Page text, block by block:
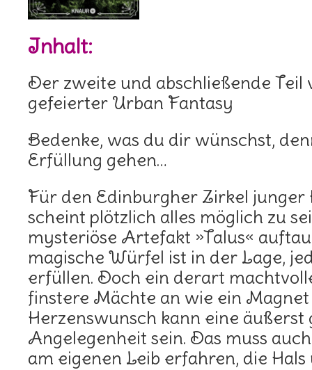
Inhalt:
Der zweite und abschließende Teil
gefeierter Urban Fantasy
Bedenke, was du dir wünschst,
Erfüllung gehen…
Für den Edinburgher Zirkel junger
scheint plötzlich alles möglich zu
mysteriöse Artefakt »Talus«
magische Würfel ist in der Lage,
erfüllen. Doch ein derart
finstere Mächte an wie ein
Herzenswunsch kann eine
Angelegenheit sein. Das muss
am eigenen Leib erfahren, die